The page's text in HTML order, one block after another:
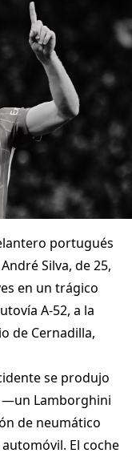
portugués
Silva, de 25,
en un trágico
A‑52, a la
de Cernadilla,
se produjo
—un Lamborghini
de neumático
El coche